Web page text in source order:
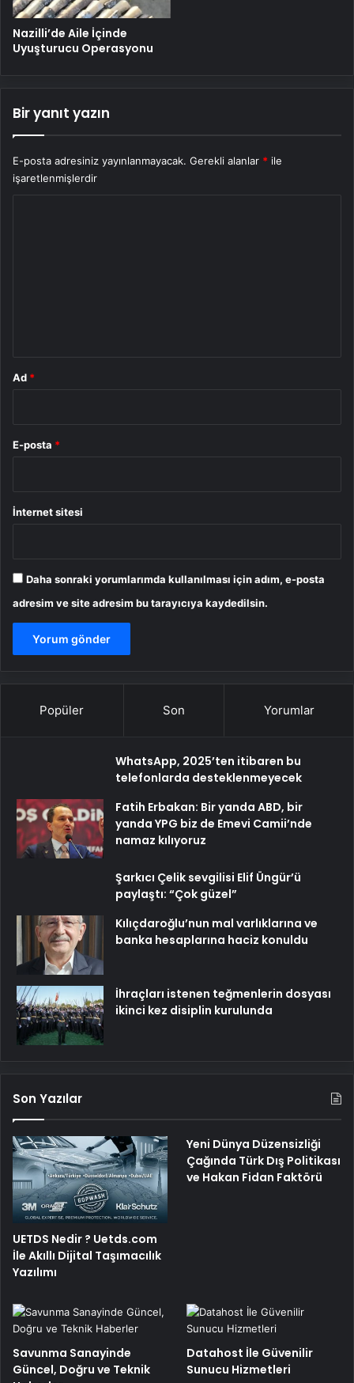
Nazilli’de Aile İçinde
Uyuşturucu Operasyonu
Bir yanıt yazın
E-posta adresiniz yayınlanmayacak. Gerekli alanlar * ile
işaretlenmişlerdir
Ad *
E-posta *
İnternet sitesi
Daha sonraki yorumlarımda kullanılması için adım, e-posta
adresim ve site adresim bu tarayıcıya kaydedilsin.
Popüler Son Yorumlar
WhatsApp, 2025’ten itibaren bu
telefonlarda desteklenmeyecek
Fatih Erbakan: Bir yanda ABD, bir
yanda YPG biz de Emevi Camii’nde
namaz kılıyoruz
Şarkıcı Çelik sevgilisi Elif Üngür’ü
paylaştı: “Çok güzel”
Kılıçdaroğlu’nun mal varlıklarına ve
banka hesaplarına haciz konuldu
İhraçları istenen teğmenlerin dosyası
ikinci kez disiplin kurulunda
Son Yazılar
UETDS Nedir ? Uetds.com
İle Akıllı Dijital Taşımacılık
Yazılımı
Yeni Dünya Düzensizliği
Çağında Türk Dış Politikası
ve Hakan Fidan Faktörü
Savunma Sanayinde
Güncel, Doğru ve Teknik
Datahost İle Güvenilir
Sunucu Hizmetleri